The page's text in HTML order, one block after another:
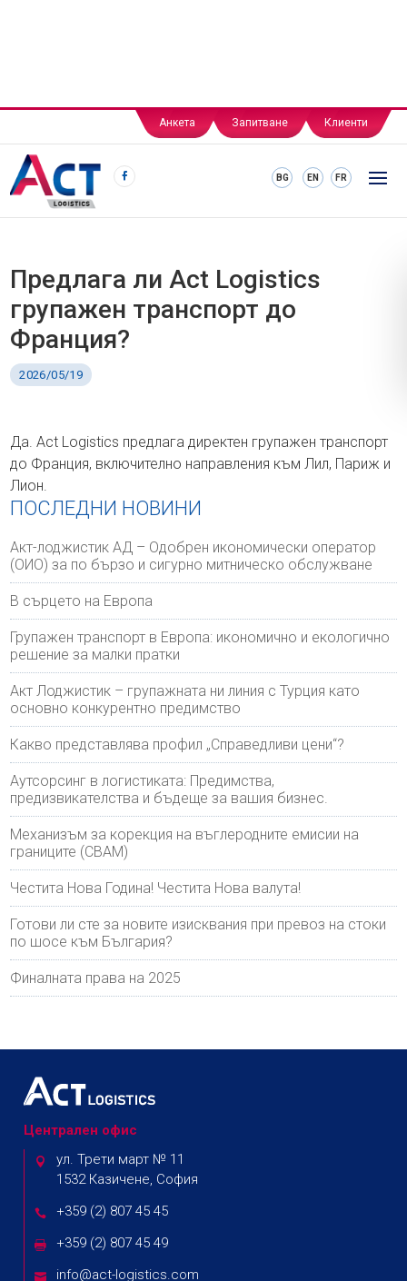
Клиенти
Запитване
Анкета
BG EN FR
Предлага ли Act Logistics
групажен транспорт до
Франция?
2026/05/19
Да. Act Logistics предлага директен групажен транспорт
до Франция, включително направления към Лил, Париж и
Лион.
ПОСЛЕДНИ НОВИНИ
Акт-лоджистик АД – Одобрен икономически оператор
(ОИО) за по бързо и сигурно митническо обслужване
В сърцето на Европа
Групажен транспорт в Европа: икономично и екологично
решение за малки пратки
Акт Лоджистик – групажната ни линия с Турция като
основно конкурентно предимство
Какво представлява профил „Справедливи цени“?
Аутсорсинг в логистиката: Предимства,
предизвикателства и бъдеще за вашия бизнес.
Механизъм за корекция на въглеродните емисии на
границите (CBAM)
Честита Нова Година! Честита Нова валута!
Готови ли сте за новите изисквания при превоз на стоки
по шосе към България?
Финалната права на 2025
Централен офис
ул. Трети март № 11
1532 Казичене, София
+359 (2) 807 45 45
+359 (2) 807 45 49
info@act-logistics.com